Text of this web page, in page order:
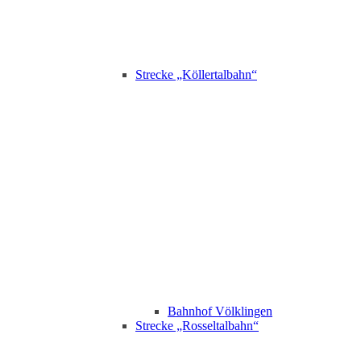
Strecke „Köllertalbahn“
Bahnhof Völklingen
Strecke „Rosseltalbahn“